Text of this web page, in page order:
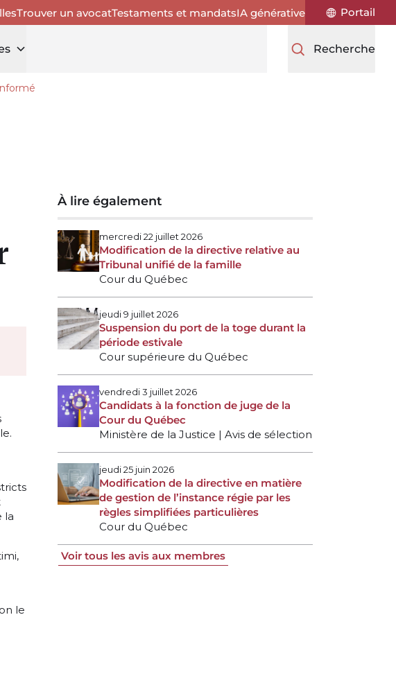
Trouver un avocatTestaments et mandatsIA générative Portail
Recherche
la
le
À lire également
mercredi 22 juillet 2026
Modification de la directive relative au
Tribunal unifié de la famille
Cour du Québec
jeudi 9 juillet 2026
Suspension du port de la toge durant la
période estivale
Cour supérieure du Québec
vendredi 3 juillet 2026
Candidats à la fonction de juge de la
Cour du Québec
Ministère de la Justice | Avis de sélection
jeudi 25 juin 2026
Modification de la directive en matière
de gestion de l’instance régie par les
règles simplifiées particulières
Cour du Québec
Voir tous les avis aux membres